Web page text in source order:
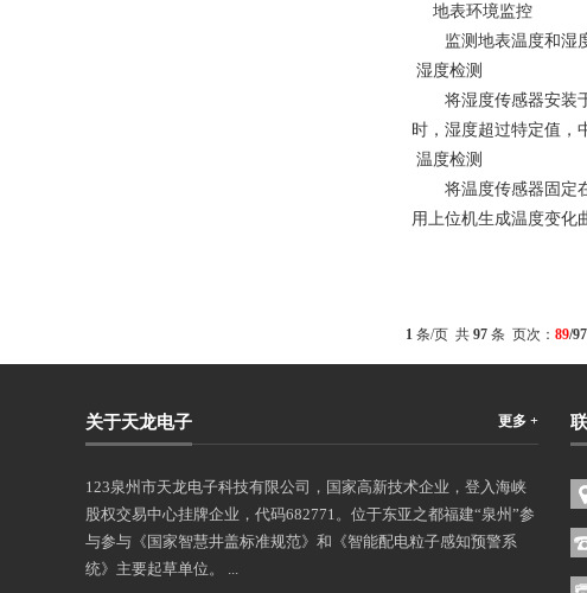
地表环境监控
监测地表温度和湿度
湿度检测
将湿度传感器安装于
时，湿度超过特定值，
温度检测
将温度传感器固定在
用上位机生成温度变化
1 条/页 共 97 条 页次： 89/97
更多 +
关于天龙电子
123泉州市天龙电子科技有限公司，国家高新技术企业，登入海峡
股权交易中心挂牌企业，代码682771。位于东亚之都福建“泉州”参
与参与《国家智慧井盖标准规范》和《智能配电粒子感知预警系
统》主要起草单位。 ...